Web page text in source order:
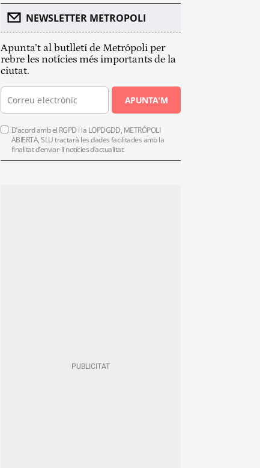
NEWSLETTER METROPOLI
Apunta’t al butlletí de Metrópoli per
rebre les notícies més importants de la
ciutat.
APUNTA'M
D’acord amb el RGPD i la LOPDGDD, METRÓPOLI
ABIERTA, SLU tractarà les dades facilitades amb la
finalitat d’enviar-li notícies d’actualitat.